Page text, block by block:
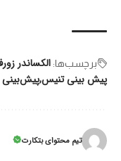
برچسب‌‌ها: الکساندر
پیش بینی تنیس
تیم محتوای بتکارت